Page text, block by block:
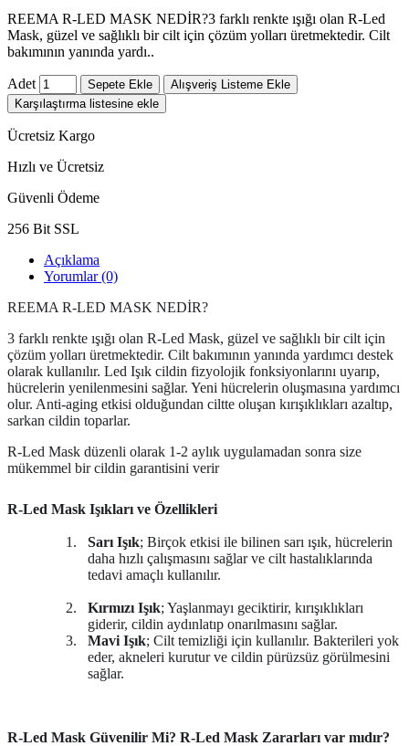
REEMA R-LED MASK NEDİR?3 farklı renkte ışığı olan R-Led
Mask, güzel ve sağlıklı bir cilt için çözüm yolları üretmektedir. Cilt
bakımının yanında yardı..
Adet Sepete Ekle
Alışveriş Listeme Ekle
Karşılaştırma listesine ekle
Ücretsiz Kargo
Hızlı ve Ücretsiz
Güvenli Ödeme
256 Bit SSL
Açıklama
Yorumlar (0)
REEMA R-LED MASK NEDİR?
3 farklı renkte ışığı olan R-Led Mask, güzel ve sağlıklı bir cilt için
çözüm yolları üretmektedir. Cilt bakımının yanında yardımcı destek
olarak kullanılır. Led Işık cildin fizyolojik fonksiyonlarını uyarıp,
hücrelerin yenilenmesini sağlar. Yeni hücrelerin oluşmasına yardımcı
olur. Anti-aging etkisi olduğundan ciltte oluşan kırışıklıkları azaltıp,
sarkan cildin toparlar.
R-Led Mask düzenli olarak 1-2 aylık uygulamadan sonra size
mükemmel bir cildin garantisini verir
R-Led Mask Işıkları ve Özellikleri
1. Sarı Işık; Birçok etkisi ile bilinen sarı ışık, hücrelerin
daha hızlı çalışmasını sağlar ve cilt hastalıklarında
tedavi amaçlı kullanılır.
2. Kırmızı Işık; Yaşlanmayı geciktirir, kırışıklıkları
giderir, cildin aydınlatıp onarılmasını sağlar.
3.
Mavi Işık; Cilt temizliği için kullanılır. Bakterileri yok
eder, akneleri kurutur ve cildin pürüzsüz görülmesini
sağlar.
R-Led Mask Güvenilir Mi? R-Led Mask Zararları var mıdır?